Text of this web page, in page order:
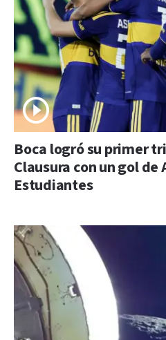
Boca logró su primer
Clausura con un gol
Estudiantes